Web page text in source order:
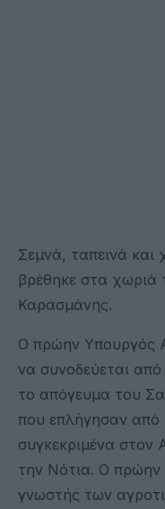
Σεμνά, ταπεινά και
βρέθηκε στα χωριά
Καρασμάνης.
Ο πρώην Υπουργός
να συνοδεύεται από
το απόγευμα του
που επλήγησαν από
συγκεκριμένα στον
την Νότια. Ο πρώην
γνωστής των